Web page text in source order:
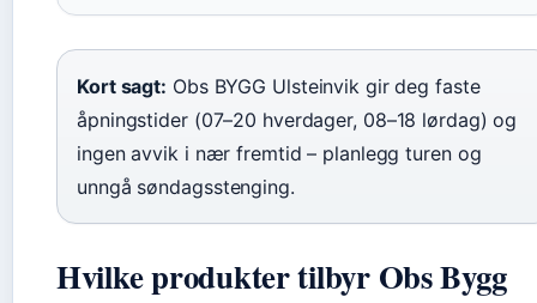
Kort sagt: Obs BYGG Ulsteinvik gir deg faste
åpningstider (07–20 hverdager, 08–18 lørdag) og
ingen avvik i nær fremtid – planlegg turen og
unngå søndagsstenging.
Hvilke produkter tilbyr Obs Bygg